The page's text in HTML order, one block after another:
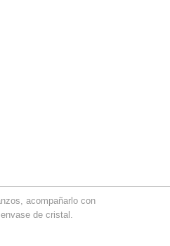
acompañarlo con
de cristal.